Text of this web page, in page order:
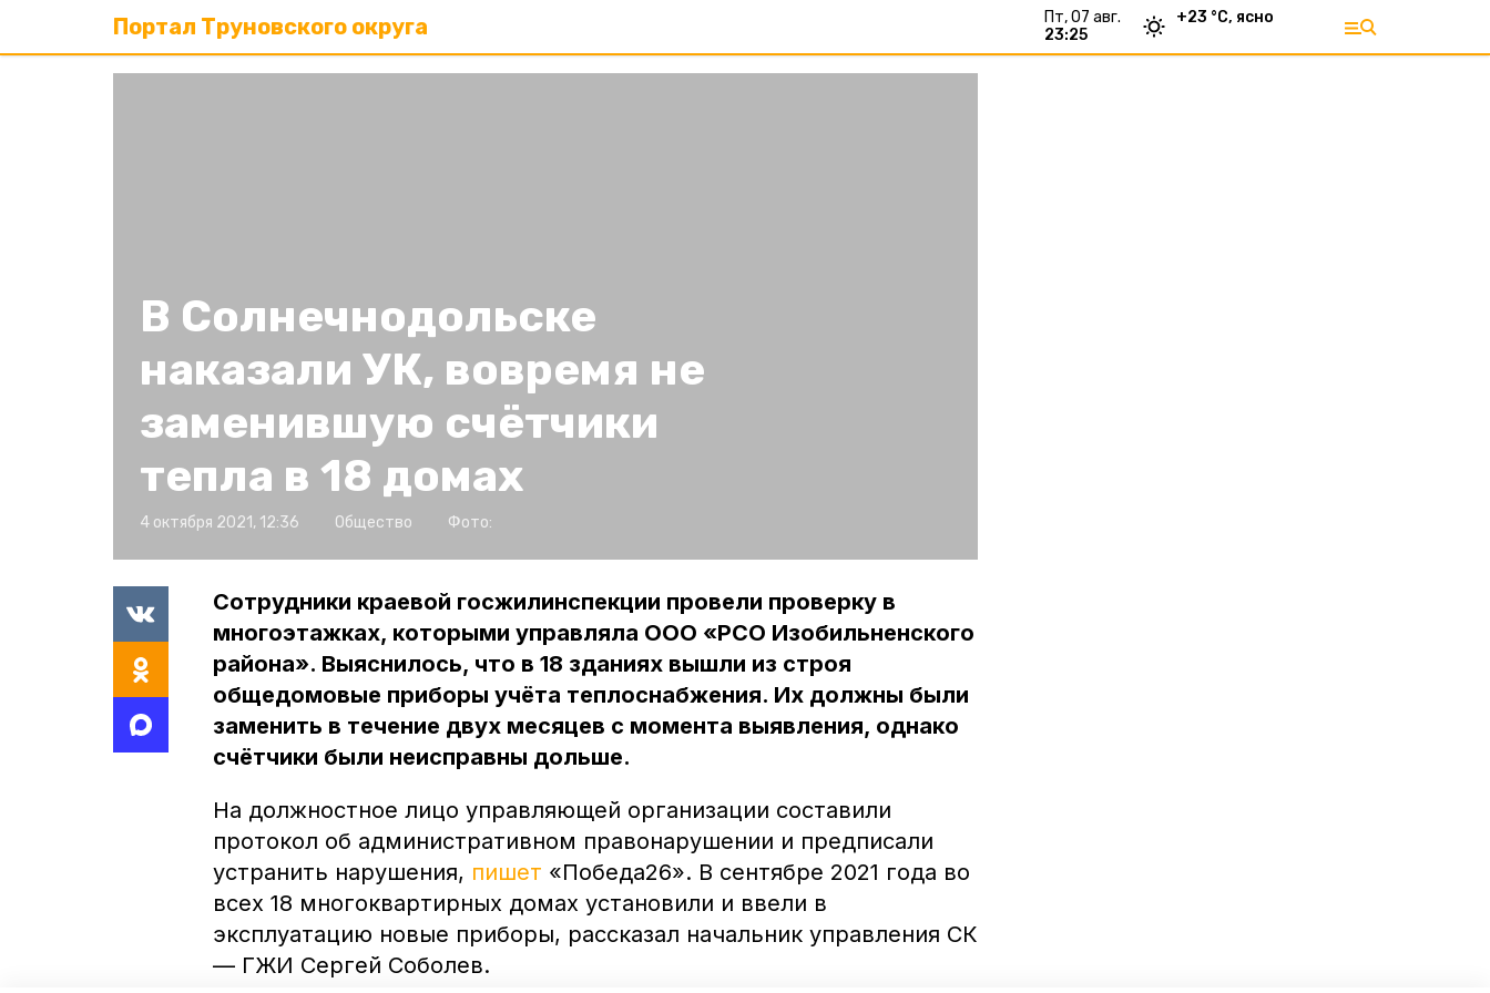
Портал Труновского округа
пт, 07 авг.
23:25
+23 °С, ясно
В Солнечнодольске
наказали УК, вовремя не
заменившую счётчики
тепла в 18 домах
4 октября 2021, 12:36 Общество Фото:
Сотрудники краевой госжилинспекции провели проверку в
многоэтажках, которыми управляла ООО «РСО Изобильненского
района». Выяснилось, что в 18 зданиях вышли из строя
общедомовые приборы учёта теплоснабжения. Их должны были
заменить в течение двух месяцев с момента выявления, однако
счётчики были неисправны дольше.
На должностное лицо управляющей организации составили
протокол об административном правонарушении и предписали
устранить нарушения, пишет «Победа26». В сентябре 2021 года во
всех 18 многоквартирных домах установили и ввели в
эксплуатацию новые приборы, рассказал начальник управления СК
— ГЖИ Сергей Соболев.